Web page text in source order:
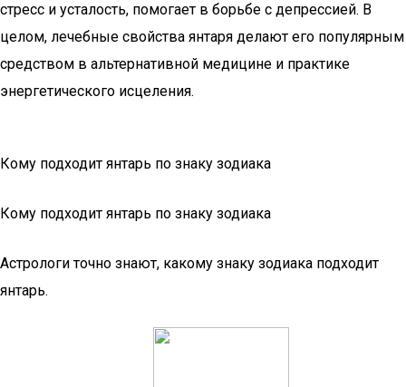
стресс и усталость, помогает в борьбе с депрессией. В
целом, лечебные свойства янтаря делают его популярным
средством в альтернативной медицине и практике
энергетического исцеления.
Кому подходит янтарь по знаку зодиака
Кому подходит янтарь по знаку зодиака
Астрологи точно знают, какому знаку зодиака подходит
янтарь.